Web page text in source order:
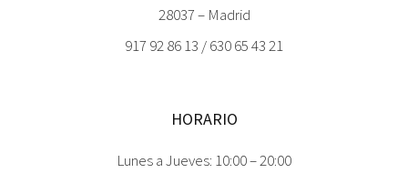
28037 – Madrid
917 92 86 13 / 630 65 43 21
HORARIO
Lunes a Jueves: 10:00 – 20:00